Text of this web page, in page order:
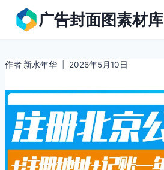
广告封面图素材库
作者 新水年华 2026年5月10日